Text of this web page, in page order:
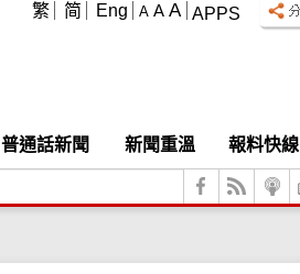
APPS
A A A
繁 简 Eng
普通話新聞 新聞重溫
報料快線